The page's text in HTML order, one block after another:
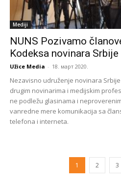
Mediji
NUNS Pozivamo
Kodeksa novinara Srbije
Užice Media - 18. март 2020.
Nezavisno udruženje novinara
drugim novinarima i medijskim
ne podležu glasinama i
vanredne mere komunikacija sa
telefona i interneta.
1 2 3